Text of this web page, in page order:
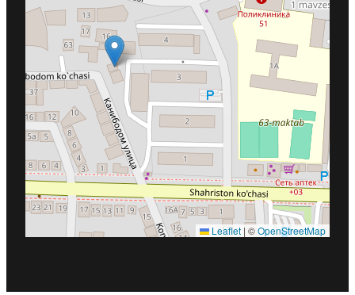
Leaflet | ©OpenStreetMap